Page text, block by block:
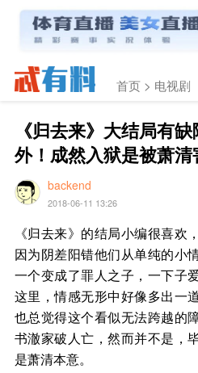
首页 > 电视剧
《归去来》大结局有
外！成然入狱是被萧清
backend
2018-06-11 13:26
《归去来》的结局小编很喜欢
因为阴差阳错他们从单纯的小
一个变成了罪人之子，一下子
这里，情感无形中好像多出一
也总觉得这个看似无法跨越的
书澈家破人亡，然而并不是，
是萧清本意。